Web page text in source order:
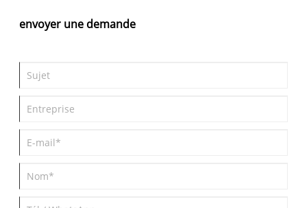
envoyer une demande